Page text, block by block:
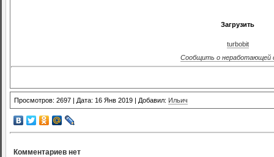
Загрузить
turbobit
Сообщить о неработающей
Просмотров: 2697 | Дата: 16 Янв 2019 | Добавил: Ильич
Комментариев нет